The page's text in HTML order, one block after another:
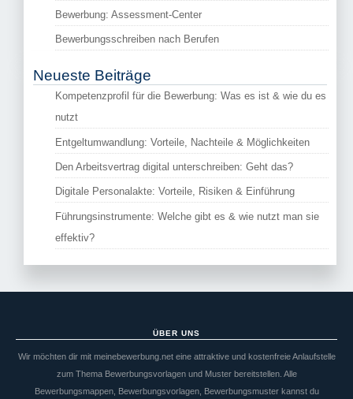
Bewerbung: Assessment-Center
Bewerbungsschreiben nach Berufen
Neueste Beiträge
Kompetenzprofil für die Bewerbung: Was es ist & wie du es
nutzt
Entgeltumwandlung: Vorteile, Nachteile & Möglichkeiten
Den Arbeitsvertrag digital unterschreiben: Geht das?
Digitale Personalakte: Vorteile, Risiken & Einführung
Führungsinstrumente: Welche gibt es & wie nutzt man sie
effektiv?
ÜBER UNS
Wir möchten dir mit meinebewerbung.net eine attraktive und kostenfreie Anlaufstelle
zum Thema Bewerbungsvorlagen und Muster bereitstellen. Alle
Bewerbungsmappen, Bewerbungsvorlagen, Bewerbungsmuster kannst du